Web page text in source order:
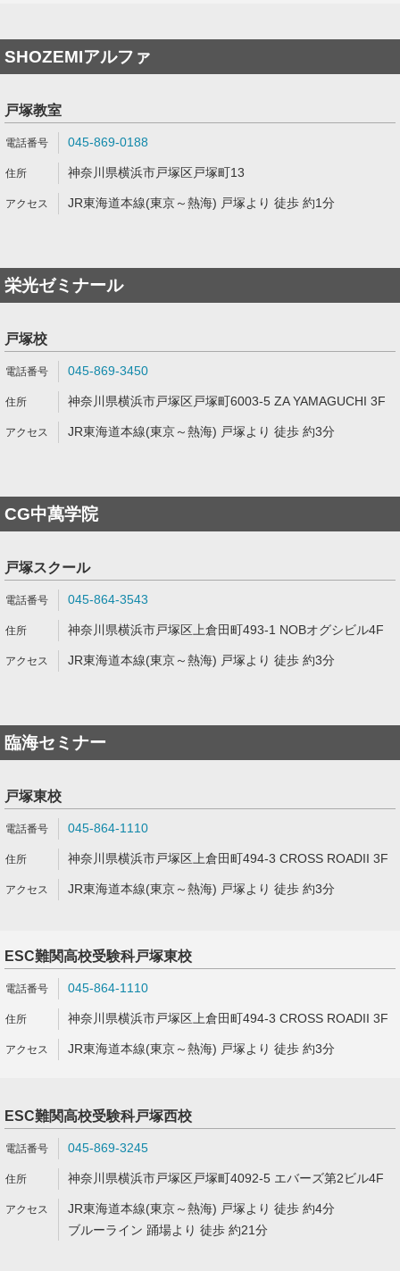
SHOZEMIアルファ
戸塚教室
045-869-0188
神奈川県横浜市戸塚区戸塚町13
JR東海道本線(東京～熱海) 戸塚より 徒歩 約1分
栄光ゼミナール
戸塚校
045-869-3450
神奈川県横浜市戸塚区戸塚町6003-5 ZA YAMAGUCHI 3F
JR東海道本線(東京～熱海) 戸塚より 徒歩 約3分
CG中萬学院
戸塚スクール
045-864-3543
神奈川県横浜市戸塚区上倉田町493-1 NOBオグシビル4F
JR東海道本線(東京～熱海) 戸塚より 徒歩 約3分
臨海セミナー
戸塚東校
045-864-1110
神奈川県横浜市戸塚区上倉田町494-3 CROSS ROADII 3F
JR東海道本線(東京～熱海) 戸塚より 徒歩 約3分
ESC難関高校受験科戸塚東校
045-864-1110
神奈川県横浜市戸塚区上倉田町494-3 CROSS ROADII 3F
JR東海道本線(東京～熱海) 戸塚より 徒歩 約3分
ESC難関高校受験科戸塚西校
045-869-3245
神奈川県横浜市戸塚区戸塚町4092-5 エバーズ第2ビル4F
JR東海道本線(東京～熱海) 戸塚より 徒歩 約4分
ブルーライン 踊場より 徒歩 約21分